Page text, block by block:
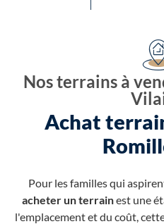
Nos terrains à
Achat
Pour les familles qui
acheter un terrainest une
l'emplacement et du coût,